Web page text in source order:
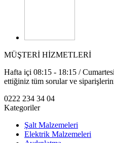
MÜŞTERİ HİZMETLERİ
Hafta içi 08:15 - 18:15 /
ettiğiniz tüm sorular ve
0222 234 34 04
Kategoriler
Şalt Malzemeleri
Elektrik Malzemeleri